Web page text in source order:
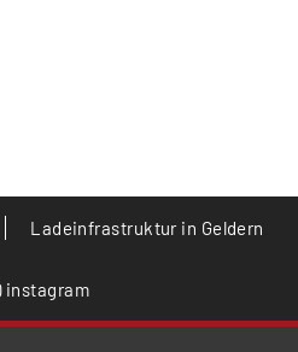
Ladeinfrastruktur in Geldern
instagram